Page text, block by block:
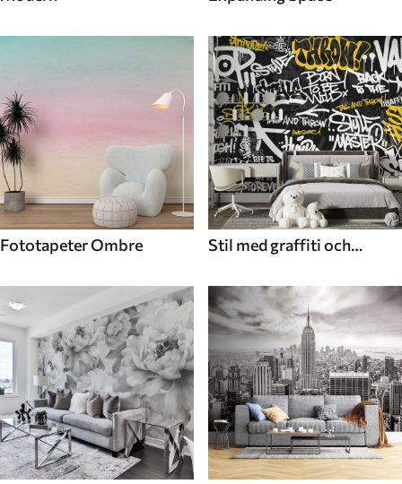
Fototapeter Ombre
Stil med graffiti och